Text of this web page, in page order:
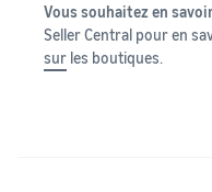
Vous souhaitez en
Seller Central pour en
sur les boutiques.